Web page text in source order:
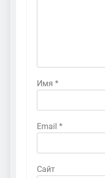
Имя *
Email *
Сайт